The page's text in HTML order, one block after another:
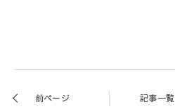
前ページ 記事一覧